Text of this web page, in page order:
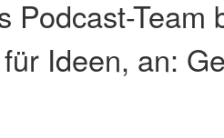
Podcast-
Ideen, an: